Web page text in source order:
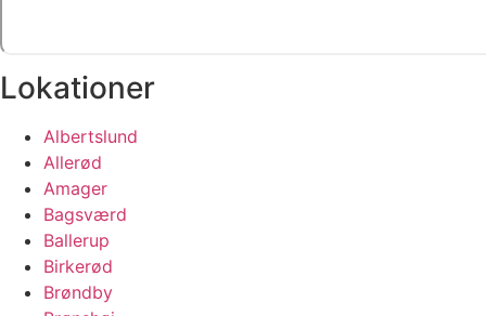
Lokationer
Albertslund
Allerød
Amager
Bagsværd
Ballerup
Birkerød
Brøndby